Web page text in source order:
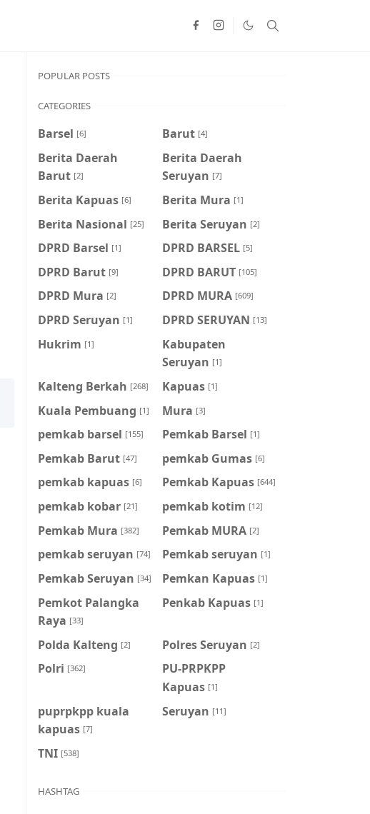
POPULAR POSTS
CATEGORIES
Barsel [6] Barut [4]
Berita Daerah
Barut [2]
Berita Daerah
Seruyan [7]
Berita Kapuas [6] Berita Mura [1]
Berita Nasional [25] Berita Seruyan [2]
DPRD Barsel [1] DPRD BARSEL [5]
DPRD Barut [9] DPRD BARUT [105]
DPRD Mura [2] DPRD MURA [609]
DPRD Seruyan [1] DPRD SERUYAN [13]
Hukrim [1]
Kabupaten
Seruyan [1]
Kalteng Berkah [268] Kapuas [1]
Kuala Pembuang [1] Mura [3]
pemkab barsel [155] Pemkab Barsel [1]
Pemkab Barut [47] pemkab Gumas [6]
pemkab kapuas [6] Pemkab Kapuas [644]
pemkab kobar [21] pemkab kotim [12]
Pemkab Mura [382] Pemkab MURA [2]
pemkab seruyan [74] Pemkab seruyan [1]
Pemkab Seruyan [34] Pemkan Kapuas [1]
Pemkot Palangka
Raya [33]
Penkab Kapuas [1]
Polda Kalteng [2] Polres Seruyan [2]
Polri [362]
PU-PRPKPP
Kapuas [1]
puprpkpp kuala
kapuas [7]
Seruyan [11]
TNI [538]
HASHTAG